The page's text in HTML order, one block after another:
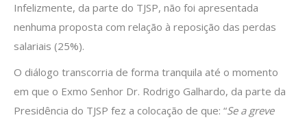
Infelizmente, da parte do TJSP, não foi apresentada
nenhuma proposta com relação à reposição das perdas
salariais (25%).
O diálogo transcorria de forma tranquila até o momento
em que o Exmo Senhor Dr. Rodrigo Galhardo, da parte da
Presidência do TJSP fez a colocação de que: “Se a greve